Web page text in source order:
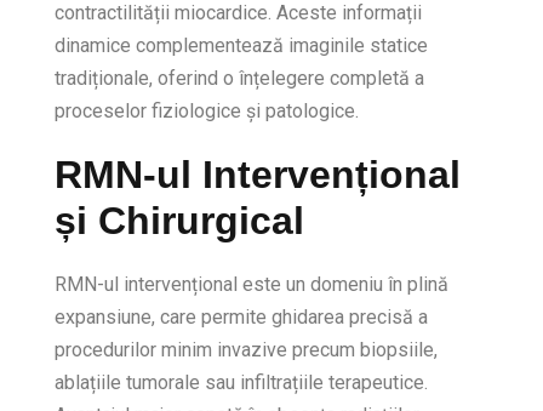
contractilității miocardice. Aceste informații
dinamice complementează imaginile statice
tradiționale, oferind o înțelegere completă a
proceselor fiziologice și patologice.
RMN-ul Intervențional
și Chirurgical
RMN-ul intervențional este un domeniu în plină
expansiune, care permite ghidarea precisă a
procedurilor minim invazive precum biopsiile,
ablațiile tumorale sau infiltrațiile terapeutice.